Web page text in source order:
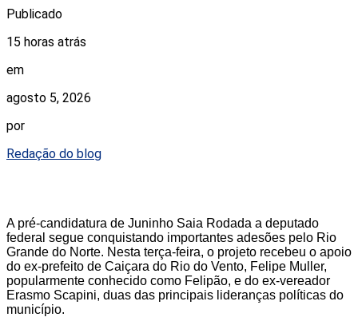
Publicado
15 horas atrás
em
agosto 5, 2026
por
Redação do blog
A pré-candidatura de Juninho Saia Rodada a deputado
federal segue conquistando importantes adesões pelo Rio
Grande do Norte. Nesta terça-feira, o projeto recebeu o apoio
do ex-prefeito de Caiçara do Rio do Vento, Felipe Muller,
popularmente conhecido como Felipão, e do ex-vereador
Erasmo Scapini, duas das principais lideranças políticas do
município.